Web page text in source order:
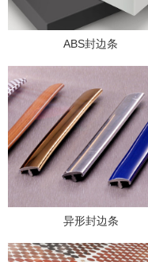
ABS封边条
异形封边条